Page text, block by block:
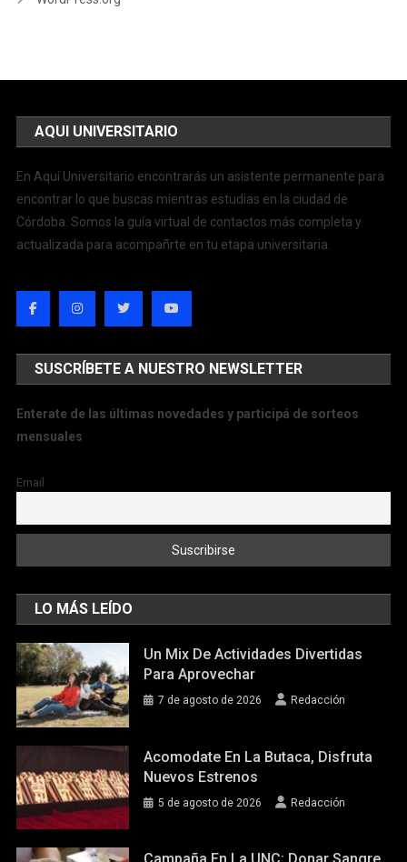
AQUI UNIVERSITARIO
En Aquí Universitario encontrarás un asistente permanente para
encontrar lo que buscas mientras estudias en la ciudad de
Córdoba. Somos la guía virtual de contactos más completa y
actualizada para acompañrte en tu etapa universitaria.
SUSCRÍBETE A NUESTRO NEWSLETTER
Enterate de las últimas novedades y participá de sorteos
mensuales
Email
LO MÁS LEÍDO
Un Mix De Actividades Divertidas
Para Aprovechar
7 de agosto de 2026 Redacción
Acomodate En La Butaca, Disfruta
Nuevos Estrenos
5 de agosto de 2026 Redacción